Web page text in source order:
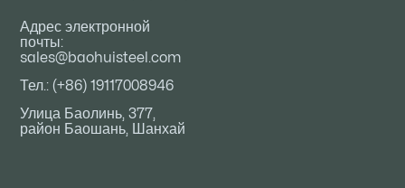
Адрес электронной
почты:
sales@baohuisteel.com
Тел.: (+86) 19117008946
Улица Баолинь, 377,
район Баошань, Шанхай